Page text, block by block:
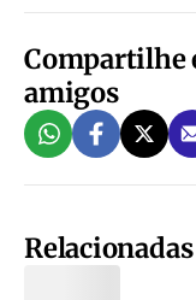
Compartilhe
amigos
Relacionadas